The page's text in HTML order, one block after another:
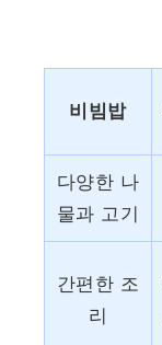
비빔밥
다양한 나
물과 고기
간편한 조
리